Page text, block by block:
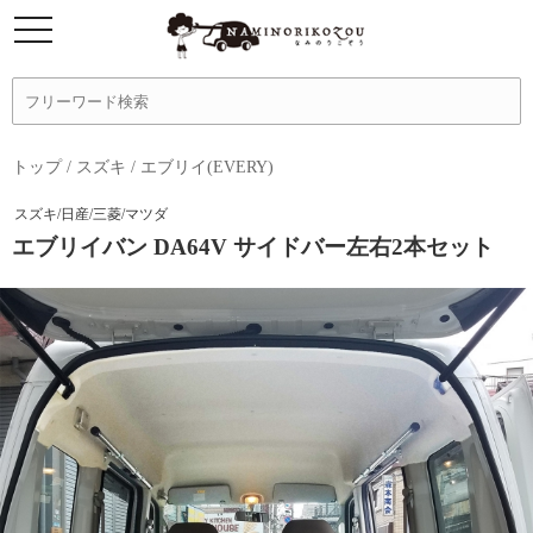
トップ/ スズキ / エブリイ(EVERY)
スズキ/日産/三菱/マツダ
エブリイバン DA64V サイドバー左右2本セット